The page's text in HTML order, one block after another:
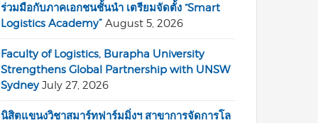
ร่วมมือกับภาคเอกชนชั้นนำ เตรียมจัดตั้ง “Smart
Logistics Academy” August 5, 2026
Faculty of Logistics, Burapha University
Strengthens Global Partnership with UNSW
Sydney July 27, 2026
นิสิตแขนงวิชาสมาร์ทฟาร์มมิ่งฯ สาขาการจัดการโล